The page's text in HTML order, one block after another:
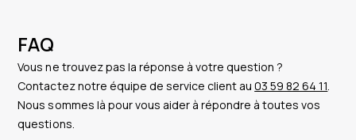
FAQ
Vous ne trouvez pas la réponse à votre question ?
Contactez notre équipe de service client au03 59 82 64 11.
Nous sommes là pour vous aider à répondre à toutes vos
questions.